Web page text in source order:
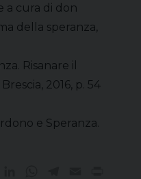
a cura di don
della speranza,
Risanare il
2016, p. 54
e Speranza.